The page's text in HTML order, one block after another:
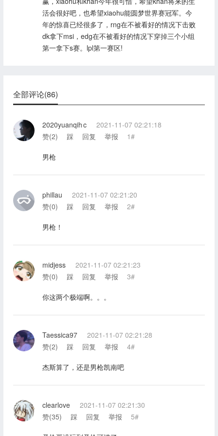
活会很好吧，也希望xiaohu能圆梦世界赛冠军。今
年的惊喜已经很多了，rng在不被看好的情况下击败
dk拿下msi，edg在不被看好的情况下穿掉三个小组
第一拿下s赛。lpl第一赛区!
全部评论(86)
2020yuanqih c
2021-11-07 02:21:18
赞(2) 踩 回复 举报 1#
男枪
phillau
2021-11-07 02:21:20
赞(0) 踩 回复 举报 2#
男枪！
midjess
2021-11-07 02:21:23
赞(0) 踩 回复 举报 3#
你这两个极端啊。。。
Taessica97
2021-11-07 02:21:28
赞(2) 踩 回复 举报 4#
杰斯算了，还是男枪凯南吧
clearlove
2021-11-07 02:21:30
赞(35) 踩 回复 举报 5#